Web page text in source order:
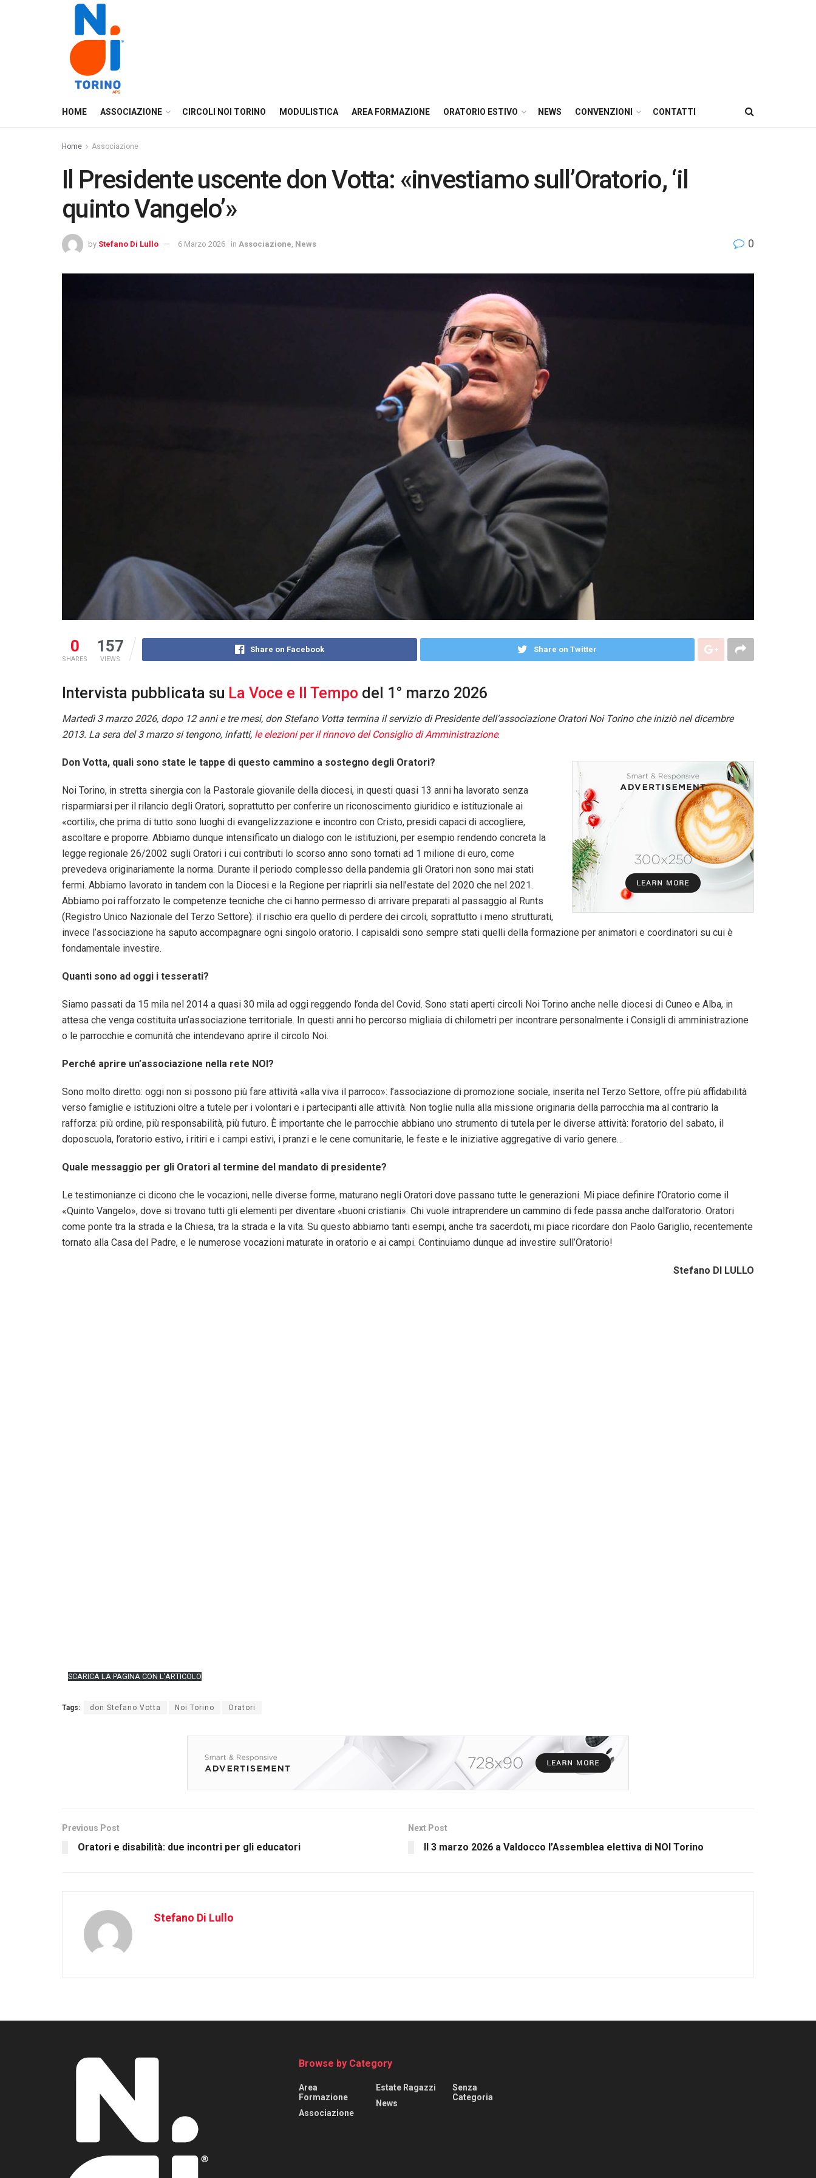
HOME ASSOCIAZIONE CIRCOLI NOI TORINO MODULISTICA AREA FORMAZIONE ORATORIO ESTIVO NEWS CONVENZIONI CONTATTI
Home Associazione
Il Presidente uscente don Votta: «investiamo sull’Oratorio, ‘il
quinto Vangelo’»
by Stefano Di Lullo 6 Marzo 2026 in Associazione News 0
0
SHARES
157
VIEWS
Share on Facebook Share on Twitter
Intervista pubblicata su La Voce e Il Tempo del 1° marzo 2026
Martedì 3 marzo 2026, dopo 12 anni e tre mesi, don Stefano Votta termina il servizio di Presidente dell’associazione Oratori Noi Torino che iniziò nel dicembre
2013. La sera del 3 marzo si tengono, infatti, le elezioni per il rinnovo del Consiglio di Amministrazione.
Don Votta, quali sono state le tappe di questo cammino a sostegno degli Oratori?
Noi Torino, in stretta sinergia con la Pastorale giovanile della diocesi, in questi quasi 13 anni ha lavorato senza
risparmiarsi per il rilancio degli Oratori, soprattutto per conferire un riconoscimento giuridico e istituzionale ai
«cortili», che prima di tutto sono luoghi di evangelizzazione e incontro con Cristo, presidi capaci di accogliere,
ascoltare e proporre. Abbiamo dunque intensificato un dialogo con le istituzioni, per esempio rendendo concreta la
legge regionale 26/2002 sugli Oratori i cui contributi lo scorso anno sono tornati ad 1 milione di euro, come
prevedeva originariamente la norma. Durante il periodo complesso della pandemia gli Oratori non sono mai stati
fermi. Abbiamo lavorato in tandem con la Diocesi e la Regione per riaprirli sia nell’estate del 2020 che nel 2021.
Abbiamo poi rafforzato le competenze tecniche che ci hanno permesso di arrivare preparati al passaggio al Runts
(Registro Unico Nazionale del Terzo Settore): il rischio era quello di perdere dei circoli, soprattutto i meno strutturati,
invece l’associazione ha saputo accompagnare ogni singolo oratorio. I capisaldi sono sempre stati quelli della formazione per animatori e coordinatori su cui è
fondamentale investire.
Quanti sono ad oggi i tesserati?
Siamo passati da 15 mila nel 2014 a quasi 30 mila ad oggi reggendo l’onda del Covid. Sono stati aperti circoli Noi Torino anche nelle diocesi di Cuneo e Alba, in
attesa che venga costituita un’associazione territoriale. In questi anni ho percorso migliaia di chilometri per incontrare personalmente i Consigli di amministrazione
o le parrocchie e comunità che intendevano aprire il circolo Noi.
Perché aprire un’associazione nella rete NOI?
Sono molto diretto: oggi non si possono più fare attività «alla viva il parroco»: l’associazione di promozione sociale, inserita nel Terzo Settore, offre più affidabilità
verso famiglie e istituzioni oltre a tutele per i volontari e i partecipanti alle attività. Non toglie nulla alla missione originaria della parrocchia ma al contrario la
rafforza: più ordine, più responsabilità, più futuro. È importante che le parrocchie abbiano uno strumento di tutela per le diverse attività: l’oratorio del sabato, il
doposcuola, l’oratorio estivo, i ritiri e i campi estivi, i pranzi e le cene comunitarie, le feste e le iniziative aggregative di vario genere…
Quale messaggio per gli Oratori al termine del mandato di presidente?
Le testimonianze ci dicono che le vocazioni, nelle diverse forme, maturano negli Oratori dove passano tutte le generazioni. Mi piace definire l’Oratorio come il
«Quinto Vangelo», dove si trovano tutti gli elementi per diventare «buoni cristiani». Chi vuole intraprendere un cammino di fede passa anche dall’oratorio. Oratori
come ponte tra la strada e la Chiesa, tra la strada e la vita. Su questo abbiamo tanti esempi, anche tra sacerdoti, mi piace ricordare don Paolo Gariglio, recentemente
tornato alla Casa del Padre, e le numerose vocazioni maturate in oratorio e ai campi. Continuiamo dunque ad investire sull’Oratorio!
Stefano DI LULLO
SCARICA LA PAGINA CON L’ARTICOLO
Tags: don Stefano Votta Noi Torino Oratori
Previous Post
Oratori e disabilità: due incontri per gli educatori
Next Post
Il 3 marzo 2026 a Valdocco l’Assemblea elettiva di NOI Torino
Stefano Di Lullo
Browse by Category
Area
Formazione
Associazione
Estate Ragazzi
News
Senza
Categoria